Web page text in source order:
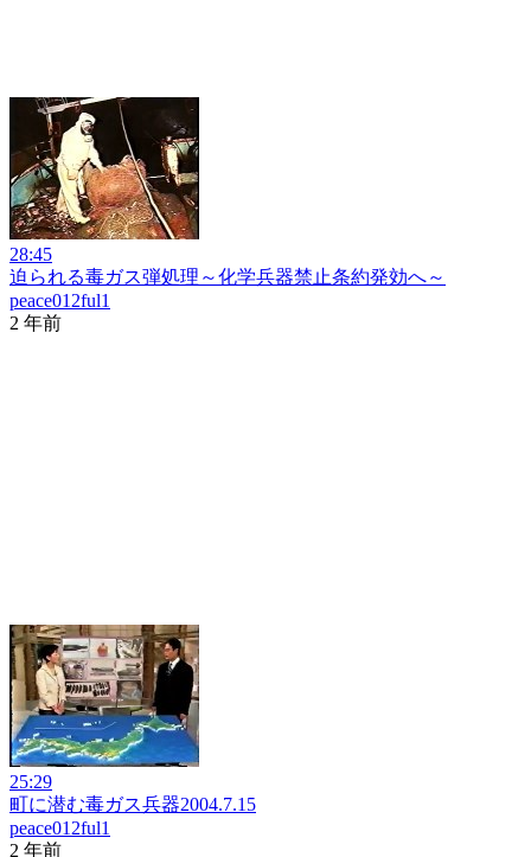
28:45
迫られる毒ガス弾処理～化学兵器禁止条約発効へ～
peace012ful1
2 年前
25:29
町に潜む毒ガス兵器2004.7.15
peace012ful1
2 年前